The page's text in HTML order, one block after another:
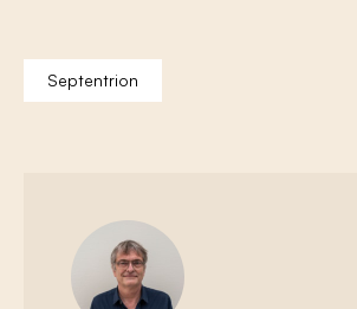
Septentrion